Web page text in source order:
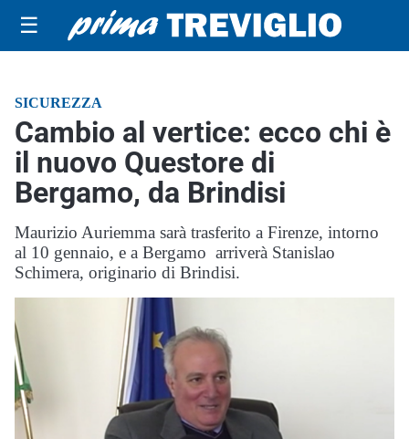
☰
SICUREZZA
Cambio al vertice: ecco chi è
il nuovo Questore di
Bergamo, da Brindisi
Maurizio Auriemma sarà trasferito a Firenze, intorno
al 10 gennaio, e a Bergamo arriverà Stanislao
Schimera, originario di Brindisi.